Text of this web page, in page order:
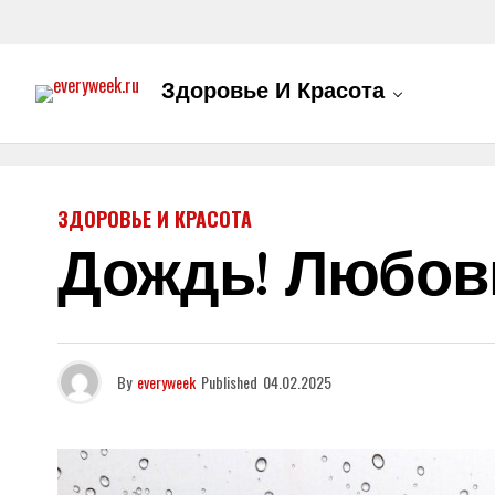
Здоровье И Красота
ЗДОРОВЬЕ И КРАСОТА
Дождь!
By everyweek Published 04.02.2025